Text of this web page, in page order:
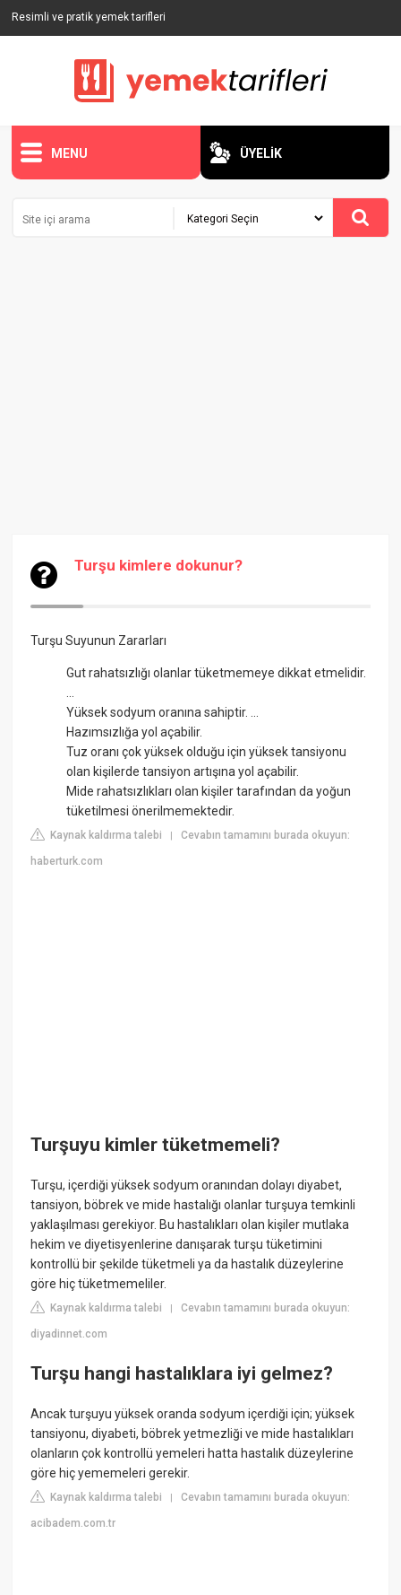
Resimli ve pratik yemek tarifleri
MENU ÜYELİK
Turşu kimlere dokunur?
Turşu Suyunun Zararları
Gut rahatsızlığı olanlar tüketmemeye dikkat etmelidir.
Yüksek sodyum oranına sahiptir. ...
Hazımsızlığa yol açabilir.
Tuz oranı çok yüksek olduğu için yüksek tansiyonu
olan kişilerde tansiyon artışına yol açabilir.
Mide rahatsızlıkları olan kişiler tarafından da yoğun
tüketilmesi önerilmemektedir.
Kaynak kaldırma talebi |Cevabın tamamını burada okuyun:
haberturk.com
Turşuyu kimler tüketmemeli?
Turşu, içerdiği yüksek sodyum oranından dolayı diyabet,
tansiyon, böbrek ve mide hastalığı olanlar turşuya temkinli
yaklaşılması gerekiyor. Bu hastalıkları olan kişiler mutlaka
hekim ve diyetisyenlerine danışarak turşu tüketimini
kontrollü bir şekilde tüketmeli ya da hastalık düzeylerine
göre hiç tüketmemeliler.
Kaynak kaldırma talebi |Cevabın tamamını burada okuyun:
diyadinnet.com
Turşu hangi hastalıklara iyi gelmez?
Ancak turşuyu yüksek oranda sodyum içerdiği için; yüksek
tansiyonu, diyabeti, böbrek yetmezliği ve mide hastalıkları
olanların çok kontrollü yemeleri hatta hastalık düzeylerine
göre hiç yememeleri gerekir.
Kaynak kaldırma talebi |Cevabın tamamını burada okuyun:
acibadem.com.tr